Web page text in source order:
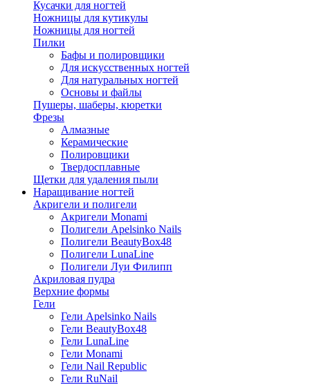
Кусачки для ногтей
Ножницы для кутикулы
Ножницы для ногтей
Пилки
Бафы и полировщики
Для искусственных ногтей
Для натуральных ногтей
Основы и файлы
Пушеры, шаберы, кюретки
Фрезы
Алмазные
Керамические
Полировщики
Твердосплавные
Щетки для удаления пыли
Наращивание ногтей
Акригели и полигели
Акригели Monami
Полигели Apelsinko Nails
Полигели BeautyBox48
Полигели LunaLine
Полигели Луи Филипп
Акриловая пудра
Верхние формы
Гели
Гели Apelsinko Nails
Гели BeautyBox48
Гели LunaLine
Гели Monami
Гели Nail Republic
Гели RuNail